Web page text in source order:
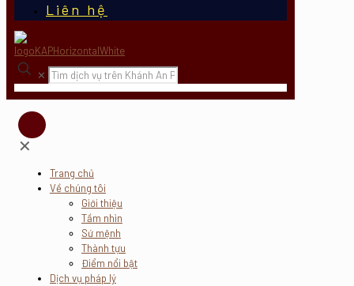
Liên hệ
✕
✕
Trang chủ
Về chúng tôi
Giới thiệu
Tầm nhìn
Sứ mệnh
Thành tựu
Điểm nổi bật
Dịch vụ pháp lý